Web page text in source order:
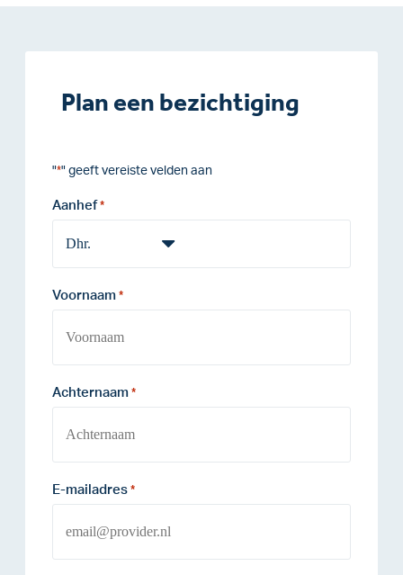
Plan een bezichtiging
"*" geeft vereiste velden aan
Aanhef *
Voornaam *
Achternaam *
E-mailadres *